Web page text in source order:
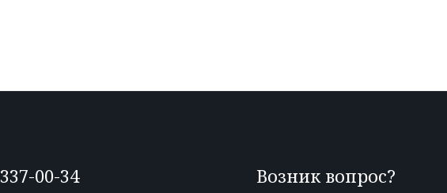
00-34 Возник вопрос?